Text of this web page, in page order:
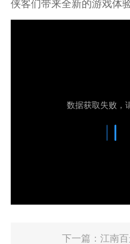
侠客们带来全新的游戏体
下一篇：江南